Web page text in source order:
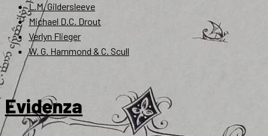
L.M. Gildersleeve
Michael D.C. Drout
Verlyn Flieger
W. G. Hammond & C. Scull
Evidenza